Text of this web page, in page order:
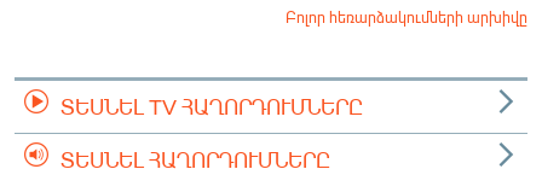
Բոլոր հեռարձակումների արխիվը
ՏԵՍՆԵԼ TV ՀԱՂՈՐԴՈՒՄՆԵՐԸ
ՏԵՍՆԵԼ ՀԱՂՈՐԴՈՒՄՆԵՐԸ